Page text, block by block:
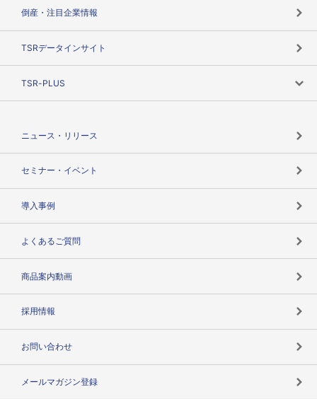
倒産・注目企業情報
TSRデータインサイト
TSR-PLUS
ニュース・リリース
セミナー・イベント
導入事例
よくあるご質問
商品案内動画
採用情報
お問い合わせ
メールマガジン登録